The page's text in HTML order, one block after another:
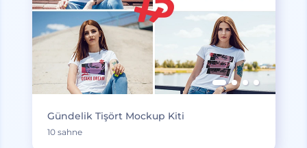
Gündelik Tişört Mockup Kiti
10 sahne